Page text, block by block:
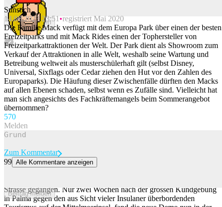
Beitrag melden
Sunstich
14.08.2023 23:51 registriert Mai 2020
Die Familie Mack verfügt mit dem Europa Park über einen der besten
Freizeitparks und mit Mack Rides einen der Tophersteller von
Freizeitparkattraktionen der Welt. Der Park dient als Showroom zum
Verkauf der Attraktionen in alle Welt, weshalb seine Wartung und
Betreibung weltweit als musterschülerhaft gilt (selbst Disney,
Universal, Sixflags oder Cedar ziehen den Hut vor den Zahlen des
Europaparks). Die Häufung dieser Zwischenfälle dürften den Macks
auf allen Ebenen schaden, selbst wenn es Zufälle sind. Vielleicht hat
man sich angesichts des Fachkräftemangels beim Sommerangebot
übernommen?
570
Melden
Beitrag melden
Zum Kommentar
99 Alle Kommentare anzeigen
Strasse gegangen. Nur zwei Wochen nach der grossen Kundgebung
in Palma gegen den aus Sicht vieler Insulaner überbordenden